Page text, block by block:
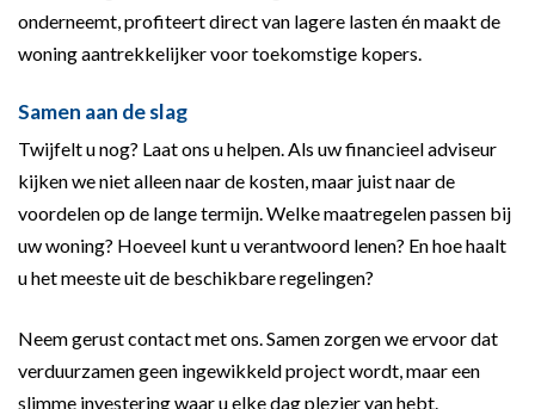
onderneemt, profiteert direct van lagere lasten én maakt de
woning aantrekkelijker voor toekomstige kopers.
Samen aan de slag
Twijfelt u nog? Laat ons u helpen. Als uw financieel adviseur
kijken we niet alleen naar de kosten, maar juist naar de
voordelen op de lange termijn. Welke maatregelen passen bij
uw woning? Hoeveel kunt u verantwoord lenen? En hoe haalt
u het meeste uit de beschikbare regelingen?
Neem gerust contact met ons. Samen zorgen we ervoor dat
verduurzamen geen ingewikkeld project wordt, maar een
slimme investering waar u elke dag plezier van hebt.